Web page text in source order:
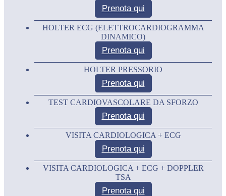
Prenota qui
HOLTER ECG (ELETTROCARDIOGRAMMA
DINAMICO)
Prenota qui
HOLTER PRESSORIO
Prenota qui
TEST CARDIOVASCOLARE DA SFORZO
Prenota qui
VISITA CARDIOLOGICA + ECG
Prenota qui
VISITA CARDIOLOGICA + ECG + DOPPLER
TSA
Prenota qui